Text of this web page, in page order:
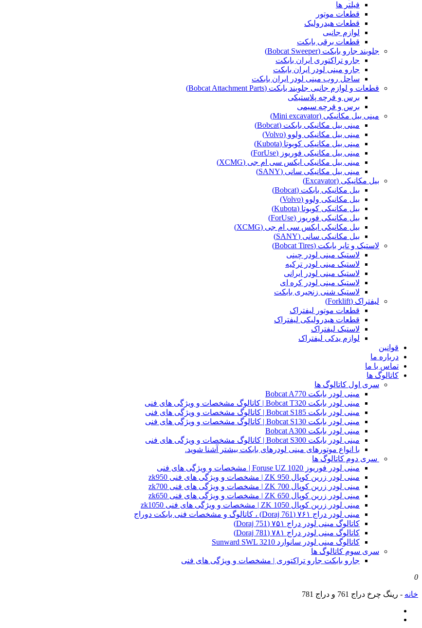
فیلتر ها
قطعات موتور
قطعات هیدرولیک
لوازم جانبی
قطعات برقی بابکت
جلوبند جارو بابکت (Bobcat Sweeper)
جارو تراکتوری ایران بابکت
جارو مینی لودر ایران بابکت
ساحل روب مینی لودر ایران بابکت
قطعات و لوازم جانبی جلوبند بابکت (Bobcat Attachment Parts)
برس و فرچه پلاستیکی
برس و فرچه سیمی
مینی بیل مکانیکی (Mini excavator)
مینی بیل مکانیکی بابکت (Bobcat)
مینی بیل مکانیکی ولوو (Volvo)
مینی بیل مکانیکی کوبوتا (Kubota)
مینی بیل مکانیکی فوریوز (ForUse)
مینی بیل مکانیکی ایکس سی ام جی (XCMG)
مینی بیل مکانیکی سانی (SANY)
بیل مکانیکی (Excavator)
بیل مکانیکی بابکت (Bobcat)
بیل مکانیکی ولوو (Volvo)
بیل مکانیکی کوبوتا (Kubota)
بیل مکانیکی فوریوز (ForUse)
بیل مکانیکی ایکس سی ام جی (XCMG)
بیل مکانیکی سانی (SANY)
لاستیک و تایر بابکت (Bobcat Tires)
لاستیک مینی لودر چینی
لاستیک مینی لودر ترکیه
لاستیک مینی لودر ایرانی
لاستیک مینی لودر کره ای
لاستیک شنی زنجیری بابکت
لیفتراک (Forklift)
قطعات موتور لیفتراک
قطعات هیدرولیکی لیفتراک
لاستیک لیفتراک
لوازم یدکی لیفتراک
قوانین
درباره ما
تماس با ما
کاتالوگ ها
سری اول کاتالوگ ها
مینی لودر بابکت Bobcat A770
مینی لودر بابکت Bobcat T320 | کاتالوگ مشخصات و ویژگی های فنی
مینی لودر بابکت Bobcat S185 | کاتالوگ مشخصات و ویژگی های فنی
مینی لودر بابکت Bobcat S130 | کاتالوگ مشخصات و ویژگی های فنی
مینی لودر بابکت Bobcat A300
مینی لودر بابکت Bobcat S300 | کاتالوگ مشخصات و ویژگی های فنی
با انواع موتورهای مینی لودرهای بابکت بیشتر آشنا شوید.
سری دوم کاتالوگ ها
مینی لودر فوریوز Foruse UZ 1020 | مشخصات و ویژگی های فنی
مینی لودر زرین کوپال ZK 950 | مشخصات و ویژگی های فنی zk950
مینی لودر زرین کوپال ZK 700 | مشخصات و ویژگی های فنی zk700
مینی لودر زرین کوپال ZK 650 | مشخصات و ویژگی های فنی zk650
مینی لودر زرین کوپال ZK 1050 | مشخصات و ویژگی های فنی zk1050
مینی لودر دراج ۷۶۱ (Doraj 761) ، کاتالوگ و مشخصات فنی بابکت دوراج
کاتالوگ مینی لودر دراج ۷۵۱ (Doraj 751)
کاتالوگ مینی لودر دراج ۷۸۱ (Doraj 781)
کاتالوگ مینی لودر سانوارد Sunward SWL 3210
سری سوم کاتالوگ ها
جارو بابکت جارو تراکتوری | مشخصات و ویژگی های فنی
0
خانه - رینگ چرخ دراج 761 و دراج 781